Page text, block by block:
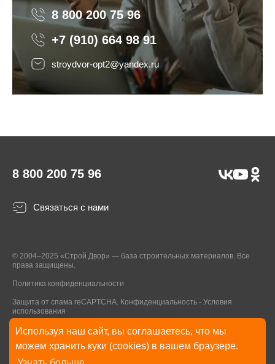
Используя наш сайт, вы соглашаетесь, что мы
можем хранить куки (cookies) в вашем браузере.
8 800 200 75 96 8 800 200 75 96
+7 (910) 664 98 91
stroydvor-opt2@yandex.ru
8 800 200 75 96
Связаться с нами
© 2004–2025 «Строй Двор» — база строительных материалов. Все
права защищены.
Политика конфиденциальности
Защита от спама reCAPTCHA. Конфиденциальность - Условия
использования
* Указанные на Сайте цены, комплектации, описания и технические
характеристики могут быть изменены в любое время без уведомления